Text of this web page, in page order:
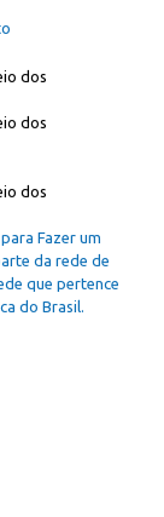
Fazer um
da rede de
que pertence
do Brasil.